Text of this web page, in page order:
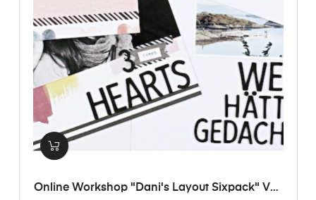
Online Workshop "Dani's Layout Sixpack" Vol.